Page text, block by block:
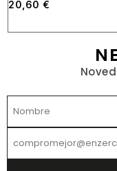
20,60 €